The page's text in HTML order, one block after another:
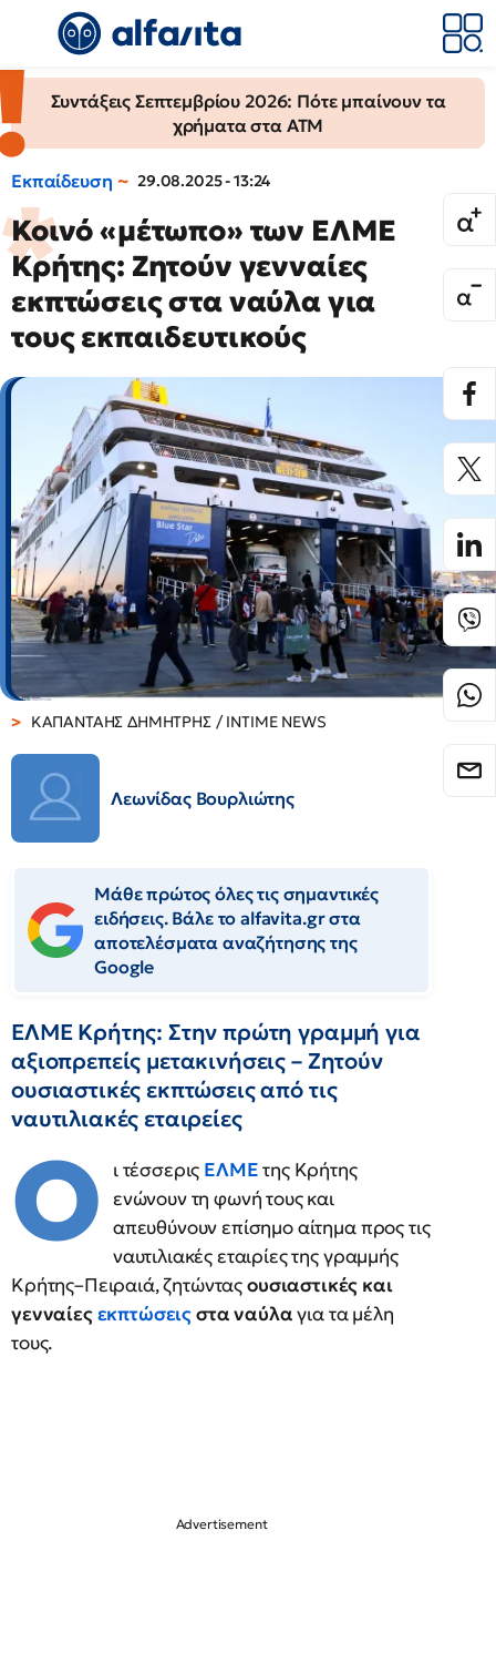
Συντάξεις Σεπτεμβρίου 2026: Πότε μπαίνουν τα
χρήματα στα ΑΤΜ
Εκπαίδευση 29.08.2025 - 13:24
Κοινό «μέτωπο» των ΕΛΜΕ
Κρήτης: Ζητούν γενναίες
εκπτώσεις στα ναύλα για
τους εκπαιδευτικούς
ΚΑΠΑΝΤΑΗΣ ΔΗΜΗΤΡΗΣ / INTIME NEWS
Λεωνίδας Βουρλιώτης
Μάθε πρώτος όλες τις σημαντικές
ειδήσεις. Βάλε το alfavita.gr στα
αποτελέσματα αναζήτησης της
Google
ΕΛΜΕ Κρήτης: Στην πρώτη γραμμή για
αξιοπρεπείς μετακινήσεις – Ζητούν
ουσιαστικές εκπτώσεις από τις
ναυτιλιακές εταιρείες
Ο ι τέσσερις ΕΛΜΕτης Κρήτης
ενώνουν τη φωνή τους και
απευθύνουν επίσημο αίτημα προς τις
ναυτιλιακές εταιρίες της γραμμής
Κρήτης–Πειραιά, ζητώνταςουσιαστικές και
γενναίεςεκπτώσειςστα ναύλαγια τα μέλη
τους.